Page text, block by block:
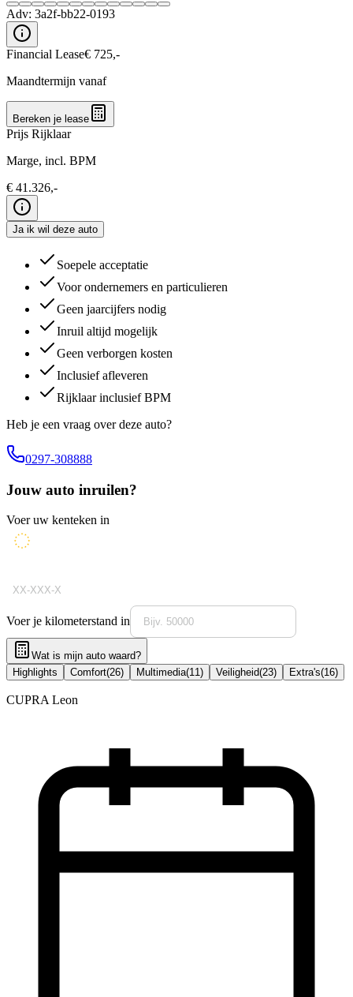
Adv: 3a2f-bb22-0193
Financial Lease€ 725,-
Maandtermijn vanaf
Bereken je lease
Prijs Rijklaar
Marge, incl. BPM
€ 41.326,-
Ja ik wil deze auto
Soepele acceptatie
Voor ondernemers en particulieren
Geen jaarcijfers nodig
Inruil altijd mogelijk
Geen verborgen kosten
Inclusief afleveren
Rijklaar inclusief BPM
Heb je een vraag over deze auto?
0297-308888
Jouw auto inruilen?
Voer uw kenteken in
Voer je kilometerstand in
Wat is mijn auto waard?
Highlights
Comfort(26) Multimedia(11) Veiligheid(23) Extra's(16)
CUPRA Leon